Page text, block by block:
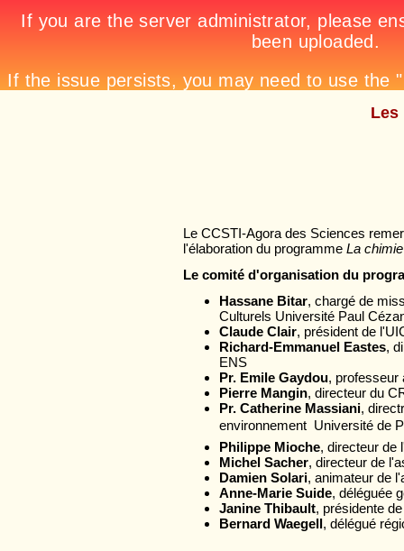
Les
Le CCSTI-Agora des Sciences
l'élaboration du programme La
Le comité d'organisation du
Hassane Bitar, chargé de
Culturels Université Paul
Claude Clair, président de
Richard-Emmanuel Eastes,
ENS
Pr. Emile Gaydou, professeur
Pierre Mangin, directeur du
Pr. Catherine Massiani,
environnement  Université de
Philippe Mioche, directeur de
Michel Sacher, directeur de
Damien Solari, animateur de
Anne-Marie Suide, déléguée
Janine Thibault, présidente
Bernard Waegell, délégué